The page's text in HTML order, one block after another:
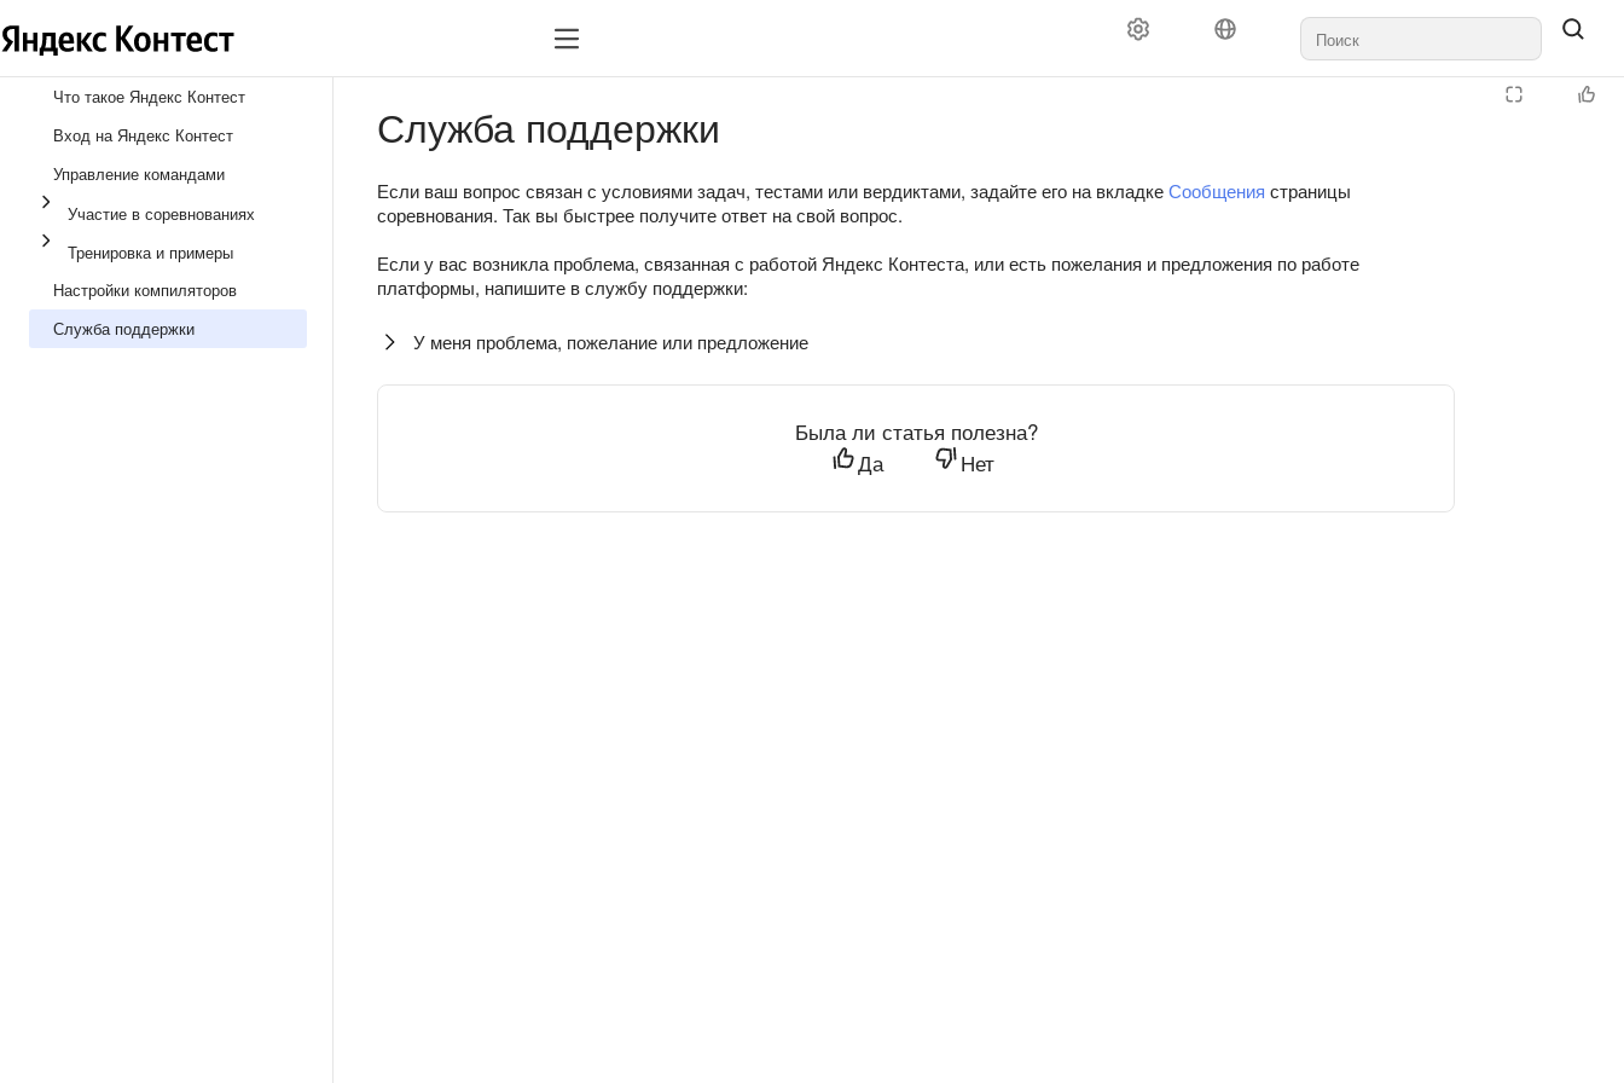
Что такое Яндекс Контест
Вход на Яндекс Контест
Управление командами
Участие в соревнованиях
Тренировка и примеры
Настройки компиляторов
Служба поддержки
Служба поддержки
Если ваш вопрос связан с условиями задач, тестами или вердиктами, задайте его на вкладкеСообщения страницы
соревнования. Так вы быстрее получите ответ на свой вопрос.
Если у вас возникла проблема, связанная с работой Яндекс Контеста, или есть пожелания и предложения по работе
платформы, напишите в службу поддержки:
У меня проблема, пожелание или предложение
Была ли статья полезна?
Да
Нет